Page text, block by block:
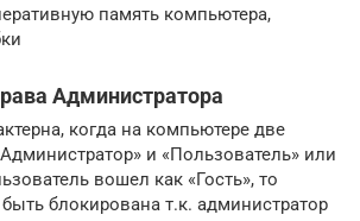
память компьютера,
Администратора
когда на компьютере две
и «Пользователь» или
вошел как «Гость», то
блокирована т.к. администратор